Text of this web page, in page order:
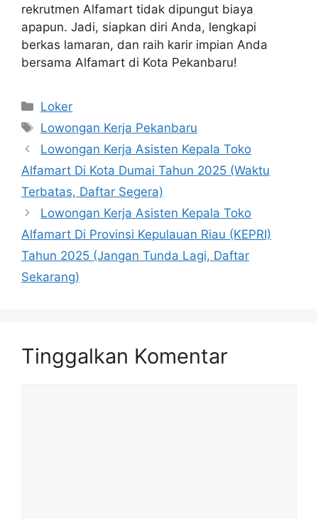
rekrutmen Alfamart tidak dipungut biaya
apapun. Jadi, siapkan diri Anda, lengkapi
berkas lamaran, dan raih karir impian Anda
bersama Alfamart di Kota Pekanbaru!
Kategori
Loker
Tag
Lowongan Kerja Pekanbaru
Lowongan Kerja Asisten Kepala Toko
Alfamart Di Kota Dumai Tahun 2025 (Waktu
Terbatas, Daftar Segera)
Lowongan Kerja Asisten Kepala Toko
Alfamart Di Provinsi Kepulauan Riau (KEPRI)
Tahun 2025 (Jangan Tunda Lagi, Daftar
Sekarang)
Tinggalkan Komentar